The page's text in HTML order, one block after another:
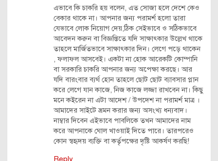
এভাবে কি চাকরি হয় বলেন, এত সোজা হলে দেশে কেও
বেকার থাকে না। আপনার জন্য পরামর্শ হলো তারা
যেভাবে লোক নিয়োগ দেয়,ঠিক সেইভাবে ও সঠিকভাবে
আবেদন করুন বা বিজ্ঞপ্তিতে যদি সাক্ষাৎকার উল্লেখ থাকে
তাহলে মার্জিতভাবে সাক্ষাৎকার দিন। লেগে পড়ে থাকেন
, ফলাফল আসবেই। একটা না হোক আরেকটি কোম্পানি
বা সরকারি চাকরি আপনার জন্য অপেক্ষা করছে। আর
যদি বারংবার ব্যর্থ হোন তাহলে ছোট ছোট ব্যাবসার প্লান
করে লেগে যান কাজে, নিজ কাজে লজ্জা রাখবেন না। কিছু
মনে কইরেন না এটা আদেশ / উপদেশ না পরামর্শ মাত্র ।
আমাদের সাইটে ভ্রমন করার জন্য অসংখ্য ধন্যবাদ।
নাম্বার দিবেন এইভাবে পাবলিকে তখন আমাদের নাম
করে আপনাকে ঘোল খাওয়াই দিতে পারে। তারপরেও
কোন স্বহৃদয় ব্যক্তি বা কর্তৃপক্ষের দৃষ্টি আকর্ষণ করছি!
Reply